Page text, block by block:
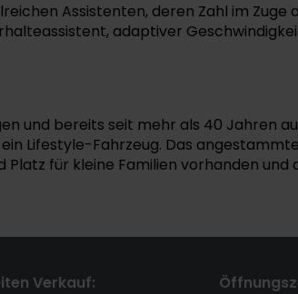
Assistenten, deren Zahl im
adaptiver
und bereits seit mehr als 40 Jahren
Lifestyle-Fahrzeug. Das
für kleine Familien vorhanden und
Verkauf: